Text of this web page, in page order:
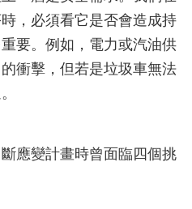
，必須看它是否會造成持
要。例如，電力或汽油供
衝擊，但若是垃圾車無法
應變計畫時曾面臨四個挑